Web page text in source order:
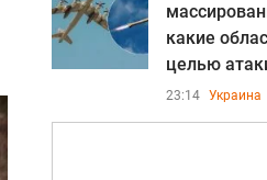
какие
целью
23:14 Украина